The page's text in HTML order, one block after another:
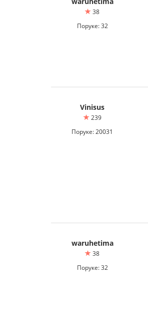
38
Поруке: 32
Vinisus
239
Поруке: 20031
waruhetima
38
Поруке: 32